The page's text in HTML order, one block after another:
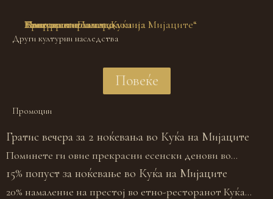
Други културни наследства
Мавровското езеро
Гостински Палат
Етно ресторанот „Куќа на Мијаците“
Лазарополе
Галичка ликовна колонија
Пештерата Алилица
Тресонче
Повеќе
Промоции
Гратис вечера за 2 ноќевања во Куќа на Мијаците
Поминете ги овие прекрасни есенски денови во...
15% попуст за ноќевање во Куќа на Мијаците
20% намаление на престој во етно-ресторанот Куќа...